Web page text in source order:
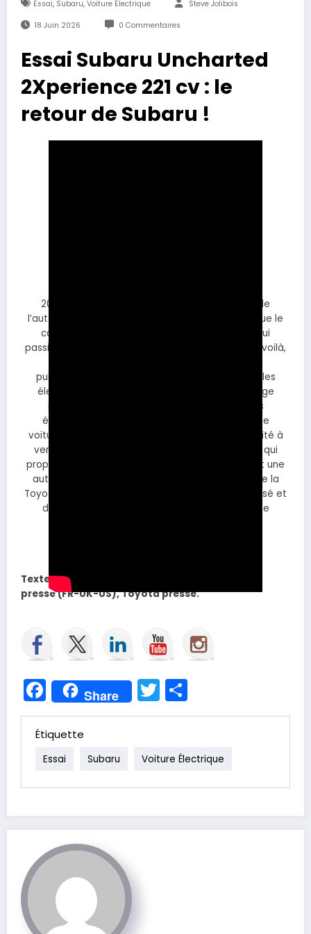
Essai, Subaru, Voiture Électrique Steve Jolibois
18 Juin 2026 0 Commentaires
Essai Subaru Uncharted
2Xperience 221 cv : le
retour de Subaru !
2026, signe le retour de
sur le marché de
l’automobile. Une bonne nouvelle quand on sait que le
constructeur japonais proposait des voitures qui
passionnent les amateurs de voitures. Seulement voilà,
puisqu’aujourd’hui, la gamme comprend 3 modèles
électriques en partenariat avec
. Un virage
nécessaire puisque depuis l’arrivée des malus
écologiques, Subaru ne vendait presque plus de
voitures. Dans cette vidéo, Subaru France m’a invité à
venir essayer sa nouvelle
qui
propose 3 niveaux de puissance, deux batteries et une
autonomie qui varie de 451 à 588 km. Ce clone de la
Toyota CHR+ se démarque avec un châssis optimisé et
des tarifs agressifs. Embarquez à bord de cette
Texte, photos et vidéos : Steve Jolibois, Subaru
presse (FR-UK-US), Toyota presse.
Facebook
Share Twitter
Étiquette
Essai Subaru Voiture Électrique